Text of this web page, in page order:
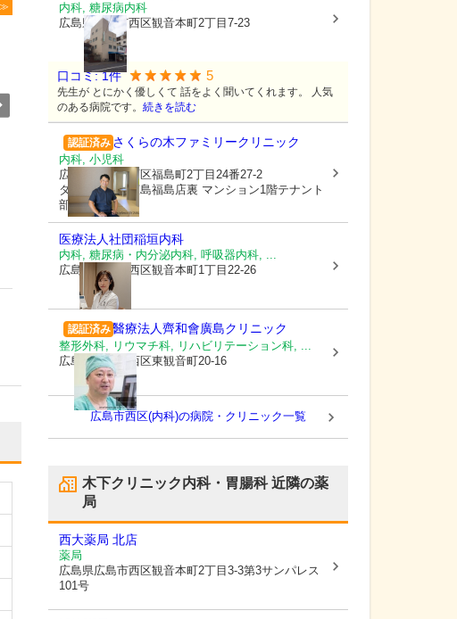
内科, 糖尿病内科
広島県広島市西区観音本町2丁目7-23
口コミ:1件 5
先生が とにかく優しくて 話をよく聞いてくれます。 人気
のある病院です。 続きを読む
認証済み さくらの木ファミリークリニック
内科, 小児科
広島県広島市西区福島町2丁目24番27-2
ダイレックス広島福島店裏 マンション1階テナント
部
医療法人社団稲垣内科
内科, 糖尿病・内分泌内科, 呼吸器内科, ...
広島県広島市西区観音本町1丁目22-26
認証済み 醫療法人齊和會廣島クリニック
整形外科, リウマチ科, リハビリテーション科, ...
広島県広島市西区東観音町20-16
広島市西区(内科)の病院・クリニック一覧
木下クリニック内科・胃腸科近隣の薬
局
西大薬局 北店
薬局
広島県広島市西区観音本町2丁目3-3第3サンパレス
101号